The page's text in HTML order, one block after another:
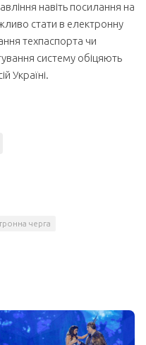
навіть посилання на
стати в електронну
техпаспорта чи
систему обіцяють
Україні.
черга